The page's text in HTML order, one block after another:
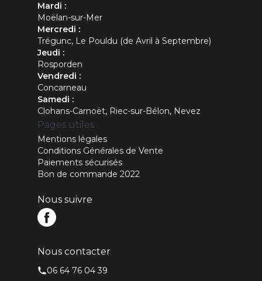
Mardi :
Moëlan-sur-Mer
Mercredi :
Trégunc, Le Pouldu (de Avril à Septembre)
Jeudi :
Rosporden
Vendredi :
Concarneau
Samedi :
Clohans-Carnoët, Riec-sur-Bélon, Nevez
Pages utiles
Mentions légales
Conditions Générales de Vente
Paiements sécurisés
Bon de commande 2022
Nous suivre
Nous contacter
06 64 76 04 39